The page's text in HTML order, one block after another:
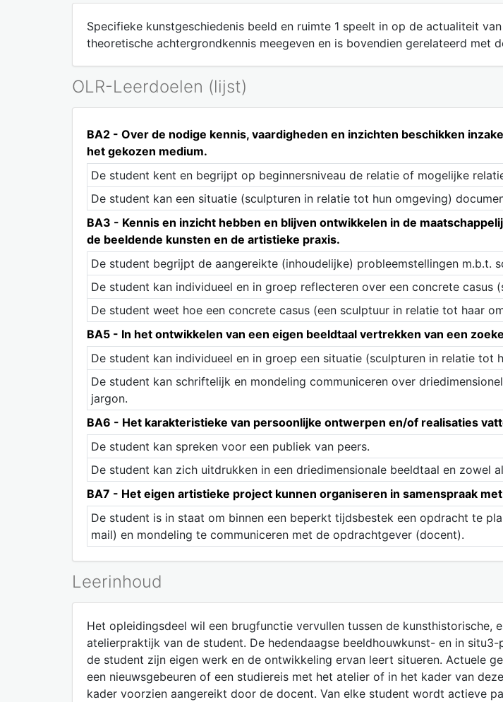
Specifieke kunstgeschiedenis beeld en ruimte 1 speelt in op de actualiteit
theoretische achtergrondkennis meegeven en is bovendien gerelateerd met
OLR-Leerdoelen (lijst)
BA2 - Over de nodige kennis, vaardigheden en inzichten beschikken
het gekozen medium.
De student kent en begrijpt op beginnersniveau de relatie of mogelijke
De student kan een situatie (sculpturen in relatie tot hun omgeving)
BA3 - Kennis en inzicht hebben en blijven ontwikkelen in de
de beeldende kunsten en de artistieke praxis.
De student begrijpt de aangereikte (inhoudelijke) probleemstellingen m.b.t.
De student kan individueel en in groep reflecteren over een concrete casus
De student weet hoe een concrete casus (een sculptuur in relatie tot haar
BA5 - In het ontwikkelen van een eigen beeldtaal vertrekken van een
De student kan individueel en in groep een situatie (sculpturen in relatie tot
De student kan schriftelijk en mondeling communiceren over
jargon.
BA6 - Het karakteristieke van persoonlijke ontwerpen en/of realisaties
De student kan spreken voor een publiek van peers.
De student kan zich uitdrukken in een driedimensionale beeldtaal en zowel
BA7 - Het eigen artistieke project kunnen organiseren in samenspraak
De student is in staat om binnen een beperkt tijdsbestek een opdracht te
mail) en mondeling te communiceren met de opdrachtgever (docent).
Leerinhoud
Het opleidingsdeel wil een brugfunctie vervullen tussen de kunsthistorische,
atelierpraktijk van de student. De hedendaagse beeldhouwkunst- en in
de student zijn eigen werk en de ontwikkeling ervan leert situeren. Actuele
een nieuwsgebeuren of een studiereis met het atelier of in het kader van
kader voorzien aangereikt door de docent. Van elke student wordt actieve